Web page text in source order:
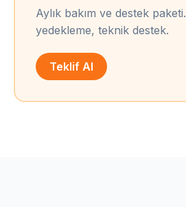
Aylık bakım ve destek
yedekleme, teknik destek.
Teklif Al